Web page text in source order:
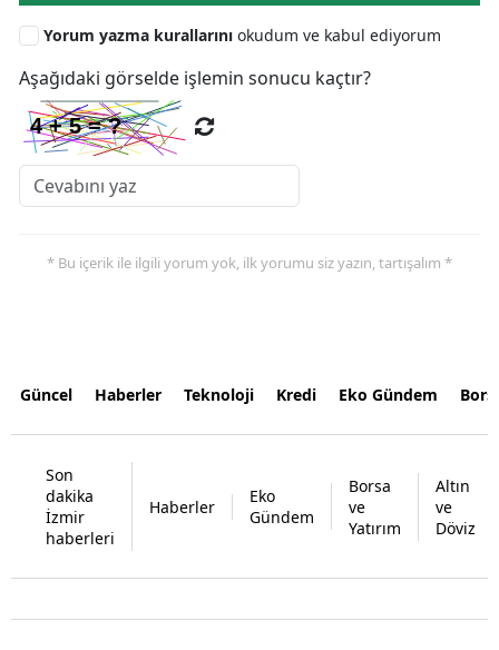
Yorum yazma kurallarını okudum ve kabul ediyorum
Aşağıdaki görselde işlemin sonucu kaçtır?
* Bu içerik ile ilgili yorum yok, ilk yorumu siz yazın, tartışalım *
Güncel Haberler Teknoloji Kredi Eko Gündem
Son
dakika
İzmir
haberleri
Haberler
Eko
Gündem
Borsa
ve
Yatırım
Altın
ve
Döviz